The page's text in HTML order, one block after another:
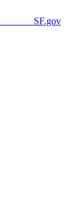
SF.gov